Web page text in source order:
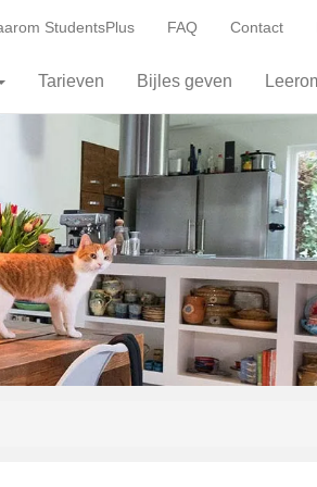
StudentsPlus FAQ Contact
Tarieven Bijles geven